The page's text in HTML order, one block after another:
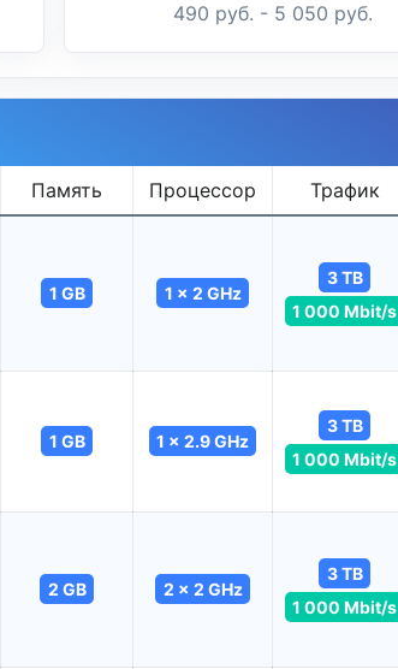
490 руб. - 5 050 руб.
Память Процессор Трафик
1 GB 1 x 2 GHz
3 TB
1 000 Mbit/s
1 GB 1 x 2.9 GHz
3 TB
1 000 Mbit/s
2 GB 2 x 2 GHz
3 TB
1 000 Mbit/s